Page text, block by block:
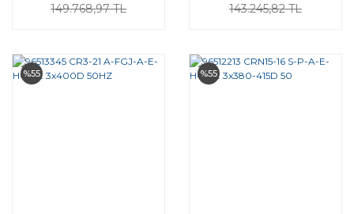
149.768,97 TL 143.245,82 TL
%55 %55